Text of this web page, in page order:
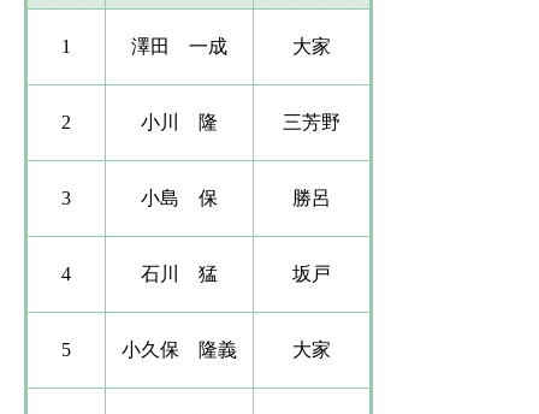
1 澤田 一成​ 大家
2 小川 隆​​ 三芳野
3 ​小島 保​ 勝呂
4 ​石川 猛 坂戸
5 小久保 隆義​ 大家